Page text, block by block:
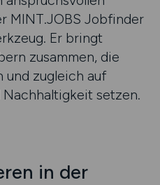
MINT.JOBS Jobfinder
Er bringt
zusammen, die
und zugleich auf
setzen.
in der